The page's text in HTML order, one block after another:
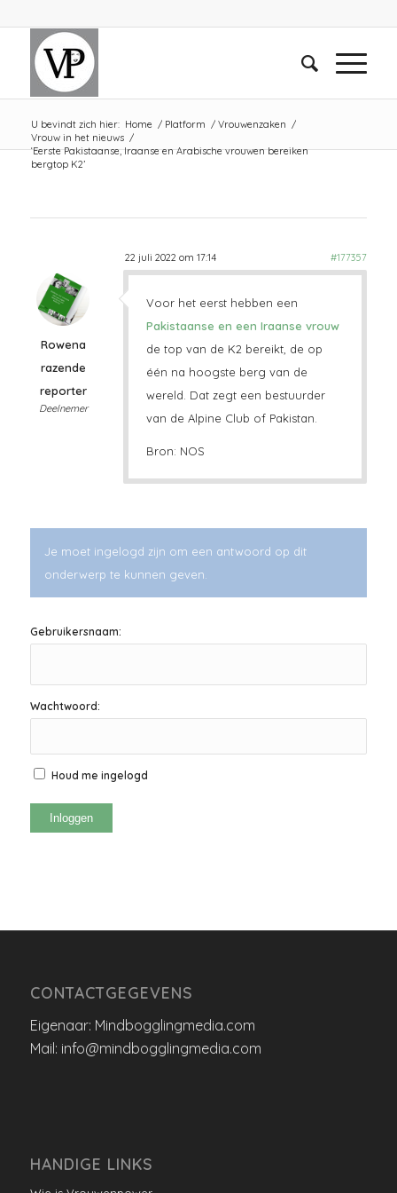
U bevindt zich hier: Home / Platform / Vrouwenzaken /
Vrouw in het nieuws /
‘Eerste Pakistaanse, Iraanse en Arabische vrouwen bereiken
bergtop K2’
22 juli 2022 om 17:14 #177357
Rowena
razende
reporter
Deelnemer
Voor het eerst hebben een
Pakistaanse en een Iraanse vrouw
de top van de K2 bereikt, de op
één na hoogste berg van de
wereld. Dat zegt een bestuurder
van de Alpine Club of Pakistan.
Bron: NOS
Je moet ingelogd zijn om een antwoord op dit
onderwerp te kunnen geven.
Gebruikersnaam:
Wachtwoord:
Houd me ingelogd
Inloggen
CONTACTGEGEVENS
Eigenaar: Mindbogglingmedia.com
Mail: info@mindbogglingmedia.com
HANDIGE LINKS